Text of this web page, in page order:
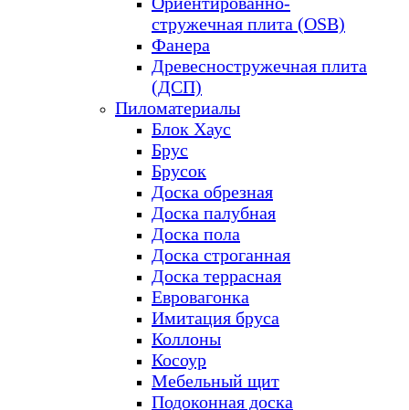
стружечная плита (OSB)
Фанера
Древесностружечная плита
(ДСП)
Пиломатериалы
Блок Хаус
Брус
Брусок
Доска обрезная
Доска палубная
Доска пола
Доска строганная
Доска террасная
Евровагонка
Имитация бруса
Коллоны
Косоур
Мебельный щит
Подоконная доска